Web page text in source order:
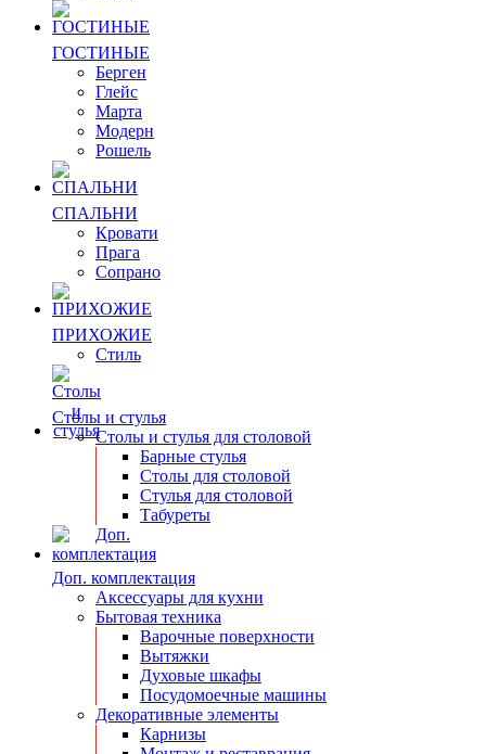
ГОСТИНЫЕ
Берген
Глейс
Марта
Модерн
Рошель
СПАЛЬНИ
Кровати
Прага
Сопрано
ПРИХОЖИЕ
Стиль
Столы и стулья
Столы и стулья для столовой
Барные стулья
Столы для столовой
Стулья для столовой
Табуреты
Доп. комплектация
Аксессуары для кухни
Бытовая техника
Варочные поверхности
Вытяжки
Духовые шкафы
Посудомоечные машины
Декоративные элементы
Карнизы